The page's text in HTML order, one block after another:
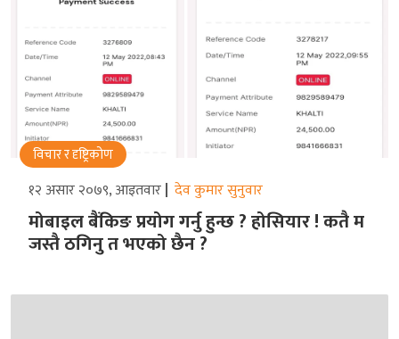
विचार र दृष्ट्रिकोण
१२ असार २०७९, आइतवार देव कुमार सुनुवार
मोबाइल बैंकिङ प्रयोग गर्नु हुन्छ ? होसियार ! कतै म
जस्तै ठगिनु त भएको छैन ?